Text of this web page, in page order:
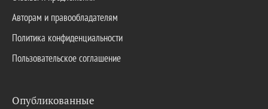
Авторам и правообладателям
Политика конфиденциальности
Пользовательское соглашение
Опубликованные